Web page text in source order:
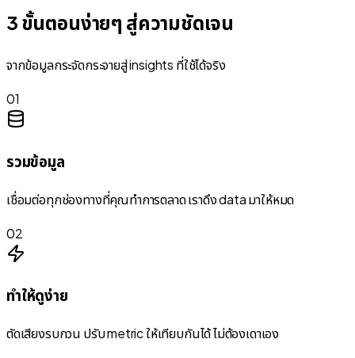
3 ขั้นตอนง่ายๆ สู่ความชัดเจน
จากข้อมูลกระจัดกระจายสู่ insights ที่ใช้ได้จริง
01
รวมข้อมูล
เชื่อมต่อทุกช่องทางที่คุณทำการตลาด เราดึง data มาให้หมด
02
ทำให้ดูง่าย
ตัดเสียงรบกวน ปรับ metric ให้เทียบกันได้ ไม่ต้องเดาเอง